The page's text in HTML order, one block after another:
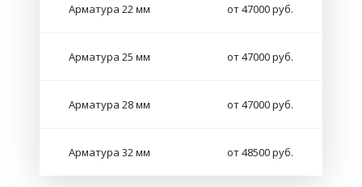
Арматура 22 мм от 47000 руб.
Арматура 25 мм от 47000 руб.
Арматура 28 мм от 47000 руб.
Арматура 32 мм от 48500 руб.